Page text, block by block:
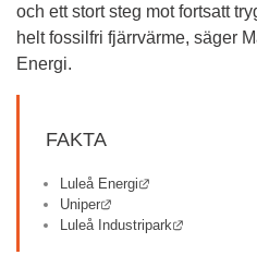
och ett stort steg mot fortsatt
helt fossilfri fjärrvärme, säger
Energi.
FAKTA
Luleå Energi
Länk till annan
Uniper
Länk till annan
Luleå Industripark
Länk till